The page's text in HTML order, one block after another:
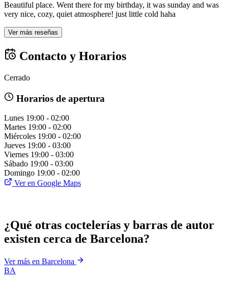
Beautiful place. Went there for my birthday, it was sunday and was
very nice, cozy, quiet atmosphere! just little cold haha
Ver más reseñas
Contacto y Horarios
Cerrado
Horarios de apertura
Lunes 19:00 - 02:00
Martes 19:00 - 02:00
Miércoles 19:00 - 02:00
Jueves 19:00 - 03:00
Viernes 19:00 - 03:00
Sábado 19:00 - 03:00
Domingo 19:00 - 02:00
Ver en Google Maps
¿Qué otras coctelerías y barras de autor
existen cerca de Barcelona?
Ver más en Barcelona
BA